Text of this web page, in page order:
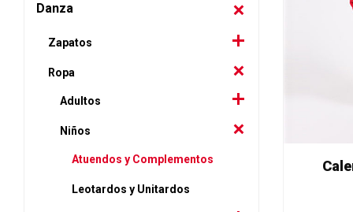
Danza
Zapatos
Ropa
Adultos
Niños
Atuendos y Complementos
Leotardos y Unitardos